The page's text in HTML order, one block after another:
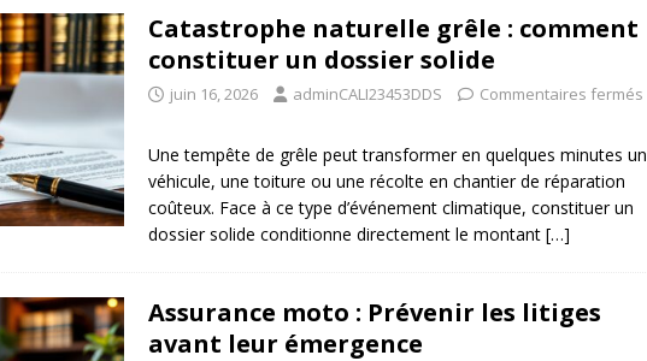
Catastrophe naturelle grêle : comment
constituer un dossier solide
juin 16, 2026 adminCALI23453DDS Commentaires fermés
Une tempête de grêle peut transformer en quelques minutes un
véhicule, une toiture ou une récolte en chantier de réparation
coûteux. Face à ce type d’événement climatique, constituer un
dossier solide conditionne directement le montant […]
Assurance moto : Prévenir les litiges
avant leur émergence